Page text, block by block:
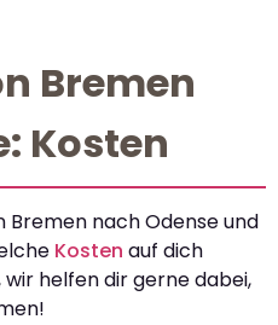
Bremen
Kosten
Bremen nach Odense und
Kosten auf dich
helfen dir gerne dabei,